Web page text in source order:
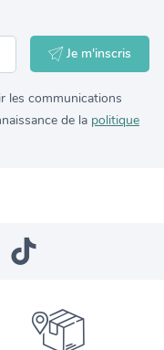
Je m'inscris
les communications
de la politique